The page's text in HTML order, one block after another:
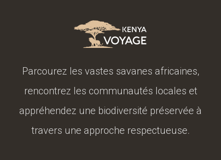
Parcourez les vastes savanes africaines,
rencontrez les communautés locales et
appréhendez une biodiversité préservée à
travers une approche respectueuse.